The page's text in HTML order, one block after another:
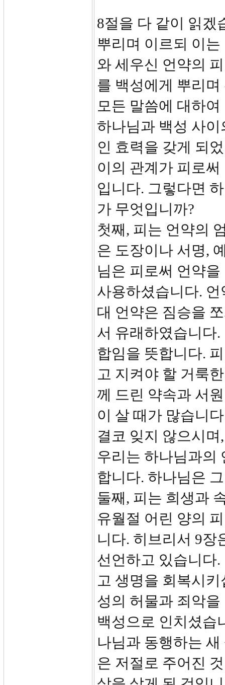
8절을 다 같이 읽겠
뿌리며 이르되 이
와 세우신 언약의
를 백성에게 뿌리
모든 말씀에 대하
하나님과 백성 사
인 효력을 갖게 되
이의 관계가 피로
입니다. 그렇다면
가 무엇입니까?
첫째, 피는 언약의
은 도장이나 서명,
님은 피로써 언약
사용하셨습니다.
대 언약은 짐승을
서 유래하였습니다
합임을 뜻합니다.
고 지켜야 할 거룩
께 드린 약속과 서
이 살 때가 많습니
결코 잊지 않으시
우리는 하나님과의
합니다. 하나님은
둘째, 피는 희생과
유월절 어린 양의
니다. 히브리서 9장
선언하고 있습니다
고 생명을 회복시
성의 허물과 죄악
백성으로 인치셨습
나님과 동행하는
은 저절로 주어진